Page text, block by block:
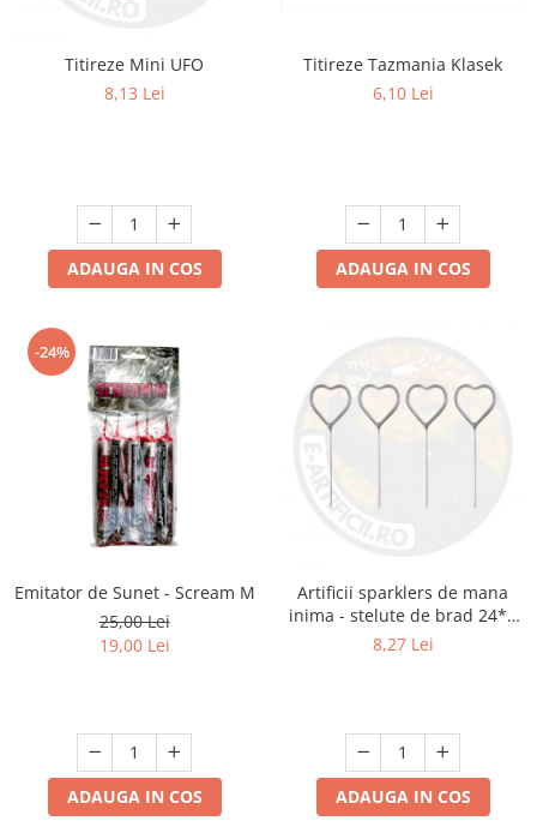
Titireze Mini UFO
8,13 Lei
ADAUGA IN COS
Titireze Tazmania Klasek
6,10 Lei
ADAUGA IN COS
-24%
Emitator de Sunet - Scream M
25,00 Lei
19,00 Lei
ADAUGA IN COS
Artificii sparklers de mana
inima - stelute de brad 24*8
cm - set 5 buc
8,27 Lei
ADAUGA IN COS